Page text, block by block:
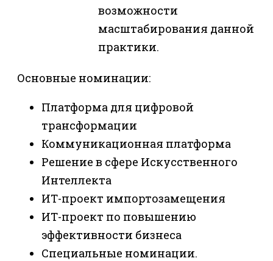
возможности
масштабирования данной
практики.
Основные номинации:
Платформа для цифровой
трансформации
Коммуникационная платформа
Решение в сфере Искусственного
Интеллекта
ИТ-проект импортозамещения
ИТ-проект по повышению
эффективности бизнеса
Специальные номинации.